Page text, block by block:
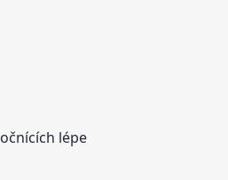
lépe